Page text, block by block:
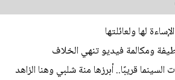
لها ولعائلتها
ومكالمة فيديو تنهي الخلاف
قريبًا.. أبرزها منة شلبي وهنا الزاهد